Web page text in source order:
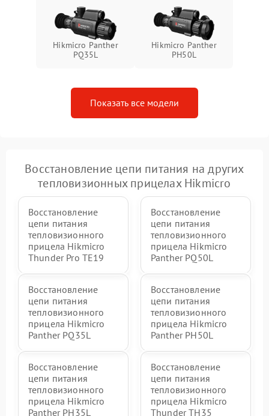
Hikmicro Panther
PQ35L
Hikmicro Panther
PH50L
Показать все модели
Восстановление цепи питания на других
тепловизионных прицелах Hikmicro
Восстановление
цепи питания
тепловизионного
прицела Hikmicro
Thunder Pro TE19
Восстановление
цепи питания
тепловизионного
прицела Hikmicro
Panther PQ50L
Восстановление
цепи питания
тепловизионного
прицела Hikmicro
Panther PQ35L
Восстановление
цепи питания
тепловизионного
прицела Hikmicro
Panther PH50L
Восстановление
цепи питания
тепловизионного
прицела Hikmicro
Panther PH35L
Восстановление
цепи питания
тепловизионного
прицела Hikmicro
Thunder TH35